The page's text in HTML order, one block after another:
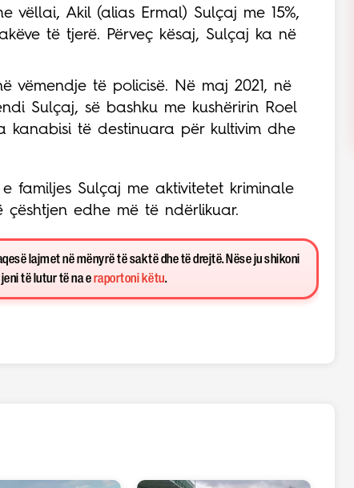
vëllai, Akil (alias Ermal) Sulçaj me 15%,
të tjerë. Përveç kësaj, Sulçaj ka në
vëmendje të policisë. Në maj 2021, në
Sulçaj, së bashku me kushëririn Roel
kanabisi të destinuara për kultivim dhe
familjes Sulçaj me aktivitetet kriminale
edhe më të ndërlikuar.
lajmet në mënyrë të saktë dhe të drejtë. Nëse ju shikoni
të lutur të na e raportoni këtu.